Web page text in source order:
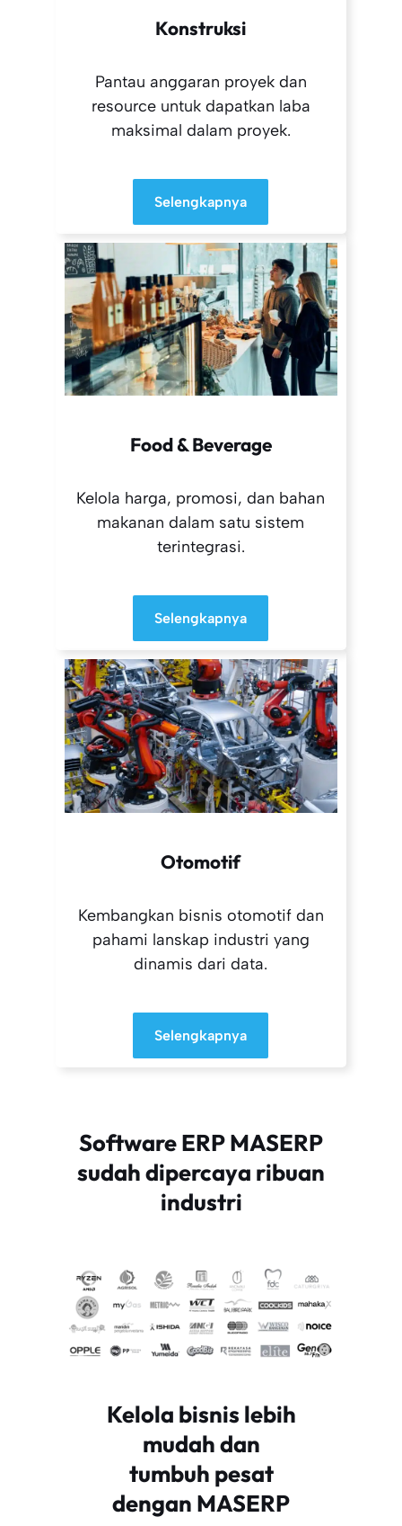
Konstruksi
Pantau anggaran proyek dan
resource untuk dapatkan laba
maksimal dalam proyek.
Selengkapnya
Food & Beverage
Kelola harga, promosi, dan bahan
makanan dalam satu sistem
terintegrasi.
Selengkapnya
Otomotif
Kembangkan bisnis otomotif dan
pahami lanskap industri yang
dinamis dari data.
Selengkapnya
Software ERP MASERP
sudah dipercaya ribuan
industri
Kelola bisnis lebih
mudah dan
tumbuh pesat
dengan MASERP